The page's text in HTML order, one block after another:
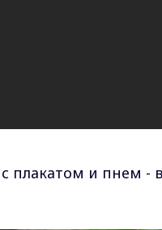
плакатом и пнем -